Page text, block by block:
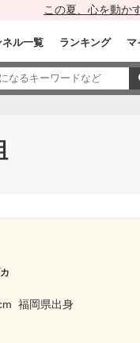
この夏、心を動か
ネル一覧 ランキング マ
福岡県出身